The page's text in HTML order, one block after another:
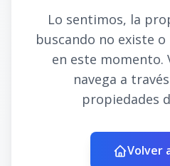
Lo sentimos, la
buscando no existe
en este momento.
navega a
propiedades
Volver